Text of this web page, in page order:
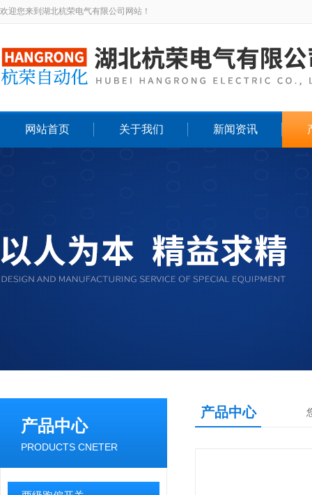
欢迎您来到湖北杭荣电气有限公司网站！
网站首页 关于我们 新闻资讯
产品中心
PRODUCTS CNETER
产品中心